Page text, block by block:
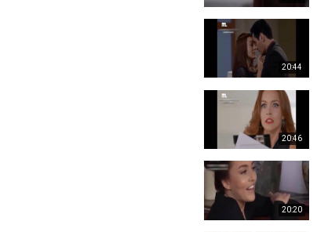
20:44
20:46
20:20